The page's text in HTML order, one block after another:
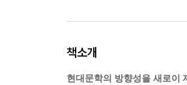
책소개
현대문학의 방향성을 새로이